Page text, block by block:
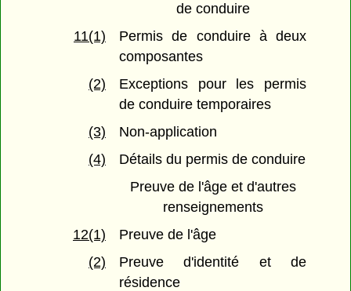
de conduire
11(1)
Permis de conduire à deux
composantes
(2)
Exceptions pour les permis
de conduire temporaires
(3)
Non-application
(4)
Détails du permis de conduire
Preuve de l'âge et d'autres
renseignements
12(1)
Preuve de l'âge
(2)
Preuve d'identité et de
résidence